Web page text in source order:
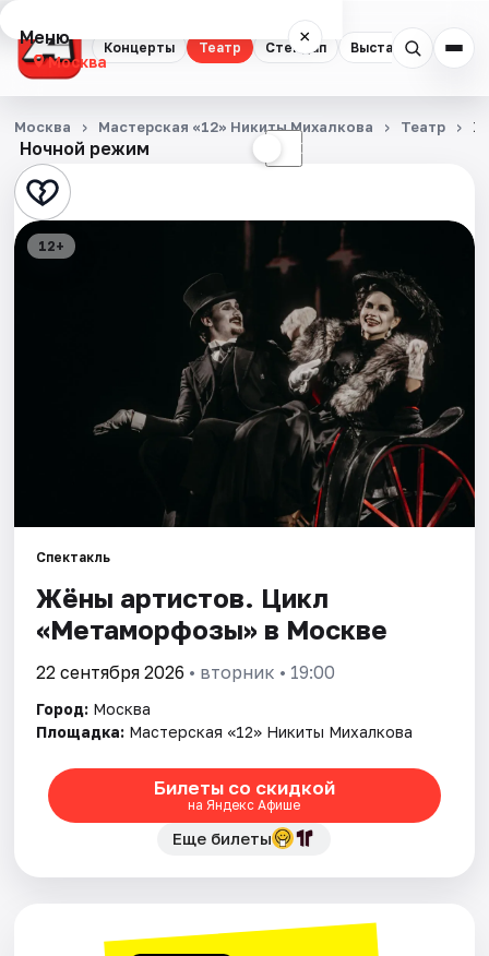
Концерты Театр Стендап Выставки
Меню ×
Москва
Концерты
Театр
Стендап
Площадки
Артисты
Ночной режим ☾
Москва Мастерская «12» Никиты Михалкова Театр
12+
Спектакль
Жёны артистов. Цикл
«Метаморфозы» в Москве
22 сентября 2026 • вторник • 19:00
Город: Москва
Площадка: Мастерская «12» Никиты Михалкова
Билеты со скидкой
на Яндекс Афише
Еще билеты